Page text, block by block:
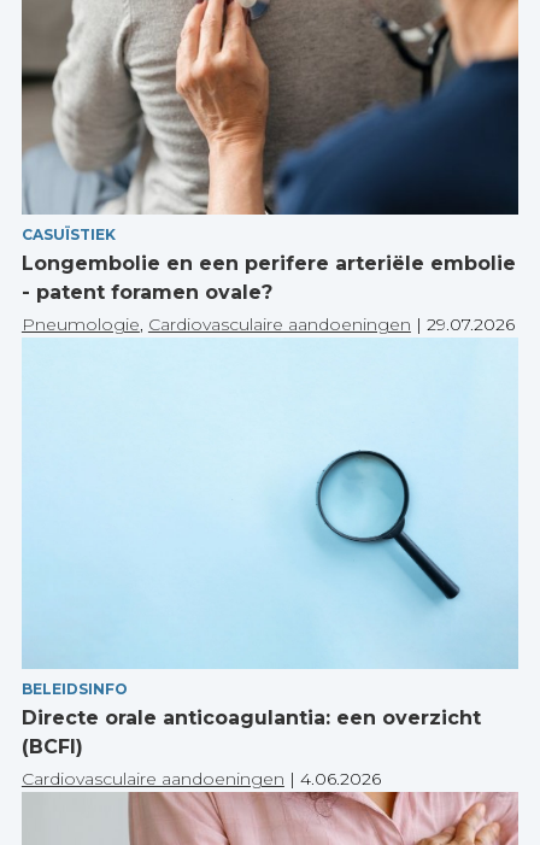
CASUÏSTIEK
Longembolie en een perifere arteriële embolie
- patent foramen ovale?
Pneumologie, Cardiovasculaire aandoeningen | 29.07.2026
BELEIDSINFO
Directe orale anticoagulantia: een overzicht
(BCFI)
Cardiovasculaire aandoeningen | 4.06.2026